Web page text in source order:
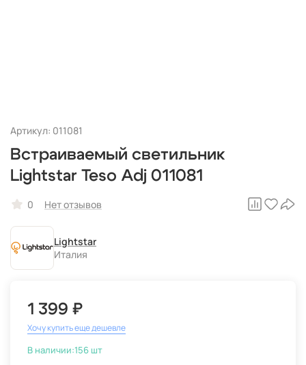
Артикул: 011081
Встраиваемый светильник
Lightstar Teso Adj 011081
0 Нет отзывов
Lightstar
Италия
1 399 ₽
Хочу купить еще дешевле
В наличии:156 шт